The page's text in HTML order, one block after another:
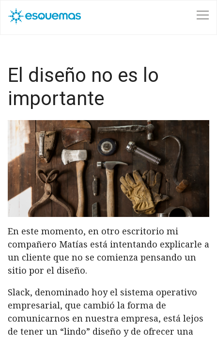
El diseño no es lo
importante
En este momento, en otro escritorio mi
compañero Matías está intentando explicarle a
un cliente que no se comienza pensando un
sitio por el diseño.
Slack, denominado hoy el sistema operativo
empresarial, que cambió la forma de
comunicarnos en nuestra empresa, está lejos
de tener un “lindo” diseño y de ofrecer una